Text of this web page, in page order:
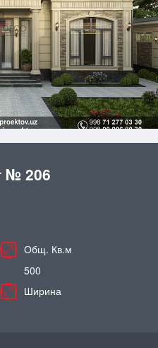
№ 206
Общ. Кв.м
500
Ширина